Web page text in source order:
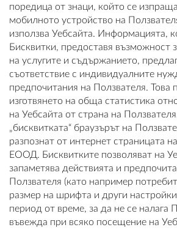
поредица от знаци, който се
мобилното устройство на
използва Уебсайта. Информацията,
Бисквитки, предоставя възможност
на услугите и съдържанието,
съответствие с индивидуалните
предпочитания на Ползвателя. Това
изготвянето на обща статистика
на Уебсайта от страна на
„бисквитката“ браузърът на
разпознат от интернет страницата
ЕООД. Бисквитките позволяват на
запаметява действията и
Ползвателя (като например
размер на шрифта и други
период от време, за да не се налага
въвежда при всяко посещение на